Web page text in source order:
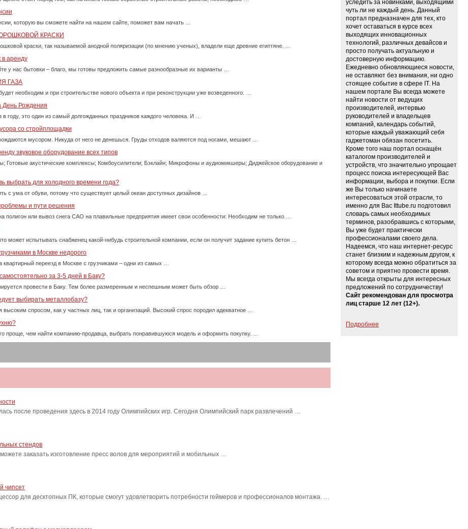
которую вы сможете найти на нашем сайте, поможет вам начать …
КРАСКИ
краски, так называемой анодной поляризации (по мнению ученых), владели еще древние египтяне. …
аренду
у нас бытовки – благо, мы готовы предложить самые разнообразные их варианты …
ГАЗА
необходим и при строительстве нового объекта и при реконструкции уже возведенного. …
День Рождения
году, это один из самый долгожданных праздников каждого человека. И …
со стройплощадки
мусором. Никуда от него не денешься. Груды отходов валяются под ногами, мешают …
звуковое оборудование всех типов
Готовые акустические комплексы; Комбоусилители; Бэклайн; Микрофоны и аудиомикшеры; Диджейское оборудование и
выбрать для холодного времени года?
с ума от обуви, потому что существует целый океан доступных дизайнов …
и пути решения
полигон или вывоз снега САО на плавильные предприятия имеет свои особенности: Необходим не только …
может испытывать снабженец какой-нибудь строительной компании, если он получит задание купить бетон …
в Москве недорого
переезд в Москве с грузчиками – одни из самых …
за 3-5 дней в Баку?
провести в Баку. Тем более размеренным и неспешным может быть обзор …
выбирать металлобазу?
высоким спросом, как у частных лиц, так и организаций. Высокий спрос породил адекватное …
проще, чем найти компанию-продавца, выбрать понравившуюся модель и оформить покупку. …
после проведения здесь в 2014 году Олимпийских игр. Сегодня Олимпийский парк развлечений …
стендов
заказать изготовление пресс волов для мероприятий и мобильных …
чипсет
для десктопных ПК, которые смогут удовлетворить потребности геймеров и профессионалов монтажа. …
уследить за новинками, выходящими
чуть ли не каждый день. Данный
портал предназначен для тех, кто
хочет оставаться в курсе всех
выходящих инновационных
технологий, различных девайсов и
просто получать актуальную и
достоверную информацию.
Ежедневно обновляющиеся новости,
не оставляют без внимания, ни одно
стоящее событие в сфере IT. На
нашем портале Вы всегда можете
найти новости от ведущих
производителей, интервью
руководителей и владельцев
компаний, календарь событий,
которые каждый уважающий себя
гаджетоман обязан посетить.
Кроме того наш портал оснащён
каталогом производителей и
устройств, что значительно упрощает
процесс поиска интересующей Вас
информации, выбора и покупки. Если
же Вы только начинаете
интересоваться этой отрасли, то
именно для Вас Ittube.ru подготовил
словарь самых необходимых
терминов, разобравшись с которыми,
Вы уже будет практически
профессионалами своего дела.
Надеемся, что наш интернет-ресурс
станет близким и надежным другом, к
которому всегда можно обратиться за
советом и приятно провести время.
Мы всегда открыты для интересных
предложений по сотрудничеству!
Сайт рекомендован для просмотра
лиц старше 12 лет (12+).
Подробнее